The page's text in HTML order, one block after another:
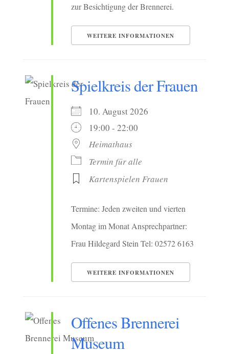
zur Besichtigung der Brennerei.
WEITERE INFORMATIONEN
Spielkreis der Frauen
10. August 2026
19:00 - 22:00
Heimathaus
Termin für alle
Kartenspielen Frauen
Termine: Jeden zweiten und vierten
Montag im Monat Ansprechpartner:
Frau Hildegard Stein Tel: 02572 6163
WEITERE INFORMATIONEN
Offenes Brennerei
Museum